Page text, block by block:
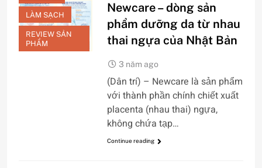
LÀM SẠCH
REVIEW SẢN
PHẨM
Newcare – dòng sản
phẩm dưỡng da từ nhau
thai ngựa của Nhật Bản
3 năm ago
(Dân trí) – Newcare là sản phẩm
với thành phần chính chiết xuất
placenta (nhau thai) ngựa,
không chứa tạp…
Continue reading